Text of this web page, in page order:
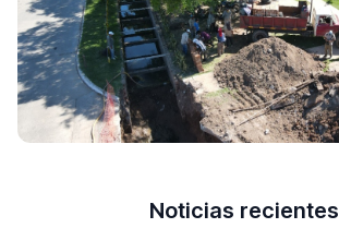
Noticias recientes